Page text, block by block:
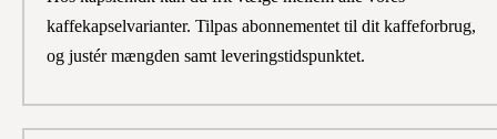
kaffekapselvarianter. Tilpas abonnementet til dit kaffeforbrug,
og justér mængden samt leveringstidspunktet.